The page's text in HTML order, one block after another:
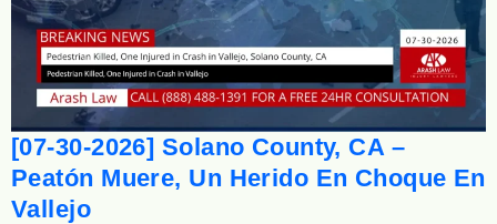
[07-30-2026] Solano County, CA –
Peatón Muere, Un Herido En Choque En
Vallejo